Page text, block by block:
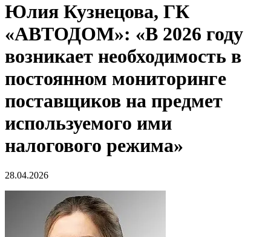
Юлия Кузнецова, ГК
«АВТОДОМ»: «В 2026 году
возникает необходимость в
постоянном мониторинге
поставщиков на предмет
используемого ими
налогового режима»
28.04.2026